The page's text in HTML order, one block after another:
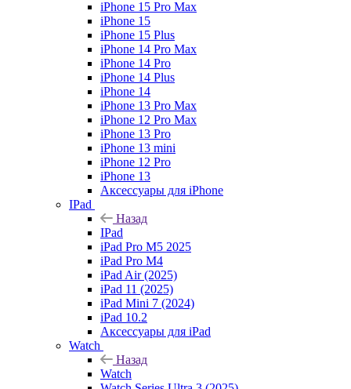
iPhone 15 Pro Max
iPhone 15
iPhone 15 Plus
iPhone 14 Pro Max
iPhone 14 Pro
iPhone 14 Plus
iPhone 14
iPhone 13 Pro Max
iPhone 12 Pro Max
iPhone 13 Pro
iPhone 13 mini
iPhone 12 Pro
iPhone 13
Аксессуары для iPhone
IPad
Назад
IPad
iPad Pro M5 2025
iPad Pro M4
iPad Air (2025)
iPad 11 (2025)
iPad Mini 7 (2024)
iPad 10.2
Аксессуары для iPad
Watch
Назад
Watch